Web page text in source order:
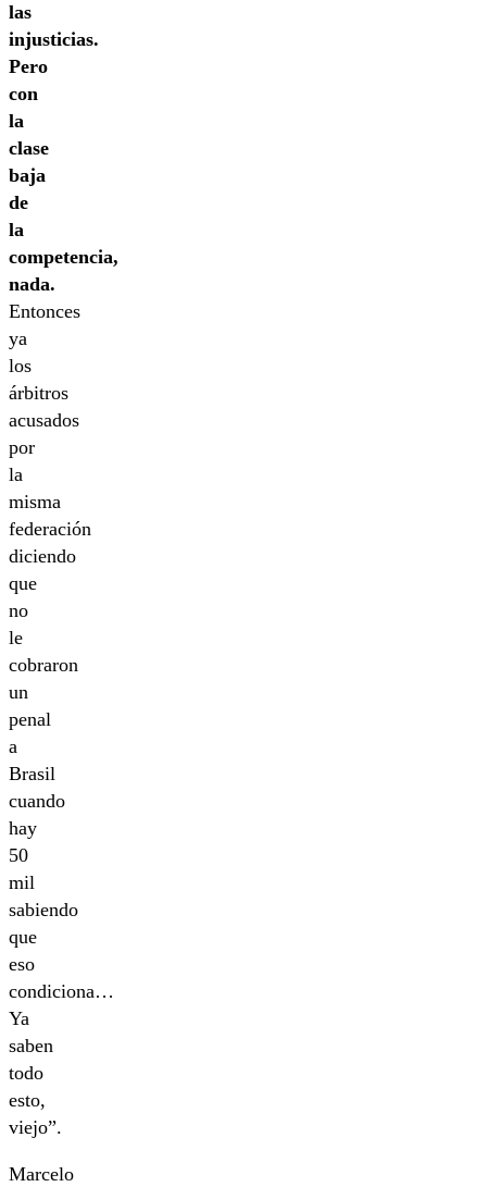
las
injusticias.
Pero
con
la
clase
baja
de
la
competencia,
nada.
Entonces
ya
los
árbitros
acusados
por
la
misma
federación
diciendo
que
no
le
cobraron
un
penal
a
Brasil
cuando
hay
50
mil
sabiendo
que
eso
condiciona…
Ya
saben
todo
esto,
viejo”.
Marcelo